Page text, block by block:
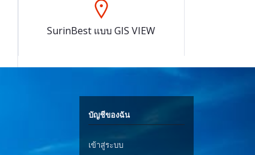
SurinBest แบบ GIS VIEW
บัญชีของฉัน
เข้าสู่ระบบ